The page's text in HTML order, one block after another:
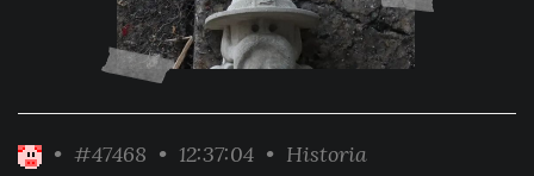
• #47468 • 12:37:04 • Historia